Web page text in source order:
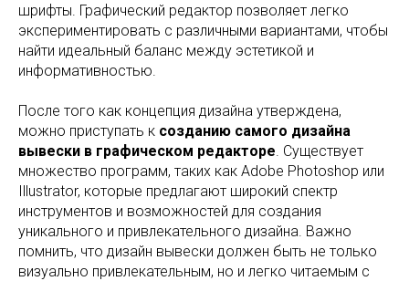
шрифты. Графический редактор позволяет легко
экспериментировать с различными вариантами, чтобы
найти идеальный баланс между эстетикой и
информативностью.
После того как концепция дизайна утверждена,
можно приступать к созданию самого дизайна
вывески в графическом редакторе. Существует
множество программ, таких как Adobe Photoshop или
Illustrator, которые предлагают широкий спектр
инструментов и возможностей для создания
уникального и привлекательного дизайна. Важно
помнить, что дизайн вывески должен быть не только
визуально привлекательным, но и легко читаемым с